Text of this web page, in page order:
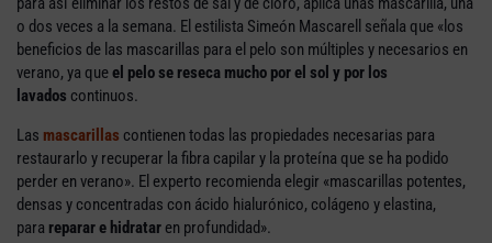
o dos veces a la semana. El estilista Simeón Mascarell señala que «los
beneficios de las mascarillas para el pelo son múltiples y necesarios en
verano, ya queel pelo se reseca mucho por el sol y por los
lavados continuos.
Las mascarillas contienen todas las propiedades necesarias para
restaurarlo y recuperar la fibra capilar y la proteína que se ha podido
perder en verano». El experto recomienda elegir «mascarillas potentes,
densas y concentradas con ácido hialurónico, colágeno y elastina,
para reparar e hidratar en profundidad».